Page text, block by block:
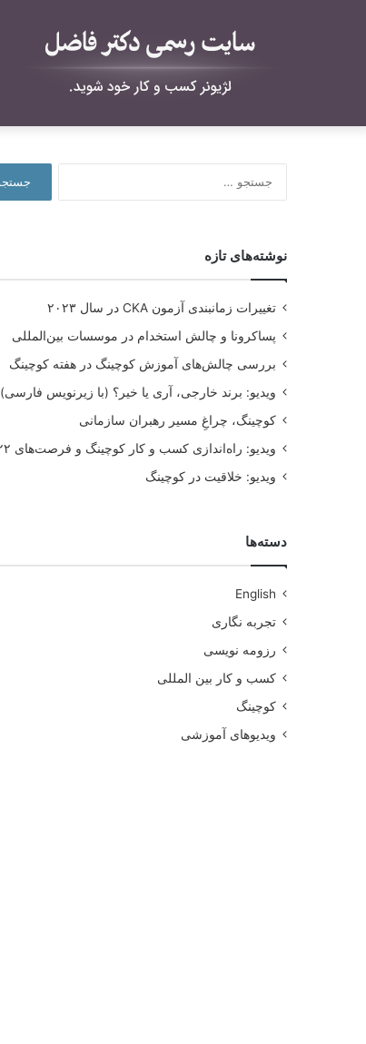
نوشته‌های تازه
تغییرات زمانبندی آزمون CKA در سال ۲۰۲۳
پساکرونا و چالش استخدام در موسسات بین‌المللی
بررسی چالش‌های آموزش کوچینگ در هفته کوچینگ
ویدیو: برند خارجی، آری یا خیر؟ (با زیرنویس فارسی)
کوچینگ، چراغِ مسیر رهبران سازمانی
ویدیو: راه‌اندازی کسب و کار کوچینگ و فرصت‌های ۲۰۲۲
ویدیو: خلاقیت در کوچینگ
دسته‌ها
English
تجربه نگاری
رزومه نویسی
کسب و کار بین المللی
کوچینگ
ویدیوهای آموزشی